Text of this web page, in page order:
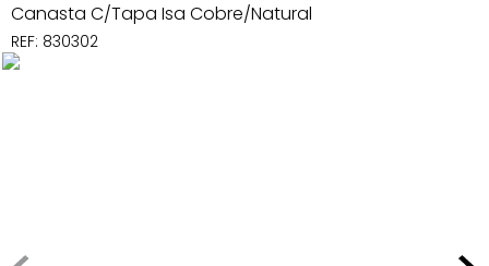
Canasta C/Tapa Isa Cobre/Natural
REF: 830302
Escritorio